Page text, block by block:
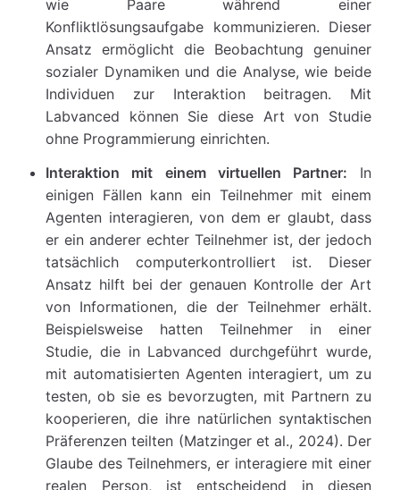
wie Paare während einer
Konfliktlösungsaufgabe kommunizieren. Dieser
Ansatz ermöglicht die Beobachtung genuiner
sozialer Dynamiken und die Analyse, wie beide
Individuen zur Interaktion beitragen. Mit
Labvanced können Sie diese Art von Studie
ohne Programmierung einrichten.
Interaktion mit einem virtuellen Partner: In
einigen Fällen kann ein Teilnehmer mit einem
Agenten interagieren, von dem er glaubt, dass
er ein anderer echter Teilnehmer ist, der jedoch
tatsächlich computerkontrolliert ist. Dieser
Ansatz hilft bei der genauen Kontrolle der Art
von Informationen, die der Teilnehmer erhält.
Beispielsweise hatten Teilnehmer in einer
Studie, die in Labvanced durchgeführt wurde,
mit automatisierten Agenten interagiert, um zu
testen, ob sie es bevorzugten, mit Partnern zu
kooperieren, die ihre natürlichen syntaktischen
Präferenzen teilten (Matzinger et al., 2024). Der
Glaube des Teilnehmers, er interagiere mit einer
realen Person, ist entscheidend in diesen